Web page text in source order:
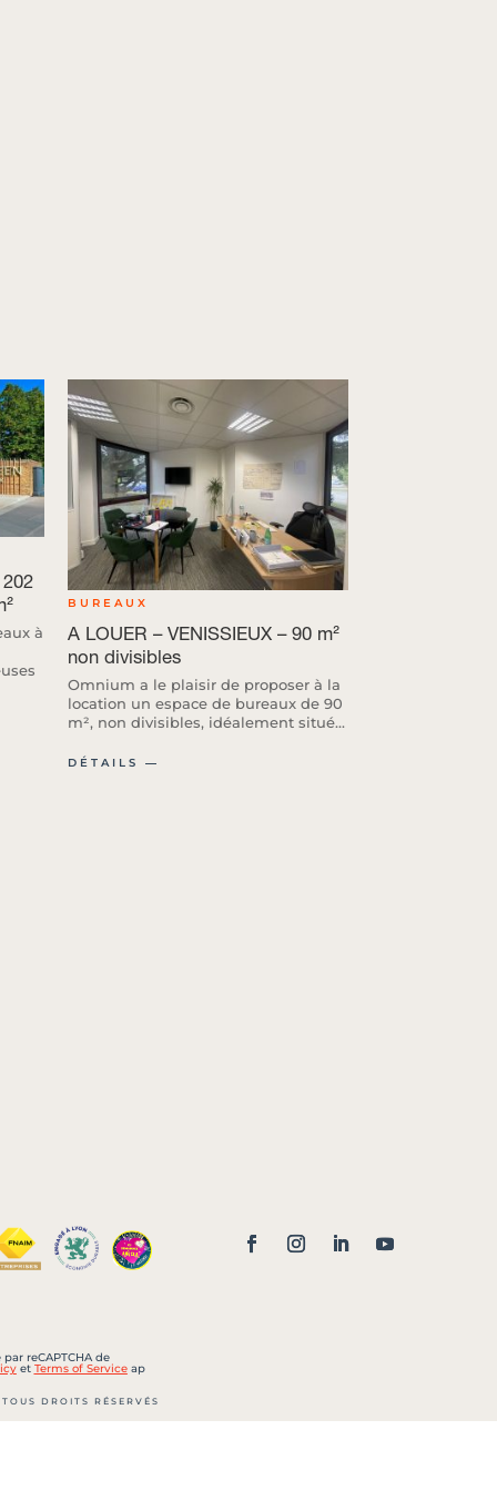
à
BUREAUX
A LOUER – VENISSIEUX – 90 m²
non divisibles
Omnium a le plaisir de proposer à la
location un espace de bureaux de 90
m², non divisibles, idéalement situé...
DÉTAILS ―
reCAPTCHA de
et Terms of Serviceap
DROITS RÉSERVÉS